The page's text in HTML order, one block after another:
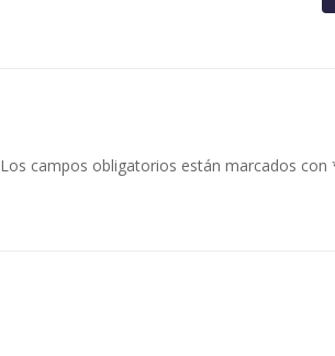
Los campos obligatorios están marcados con